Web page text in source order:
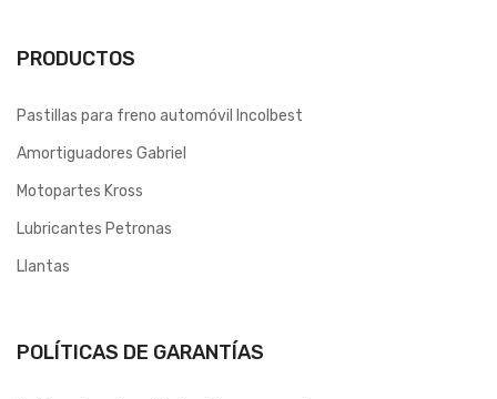
PRODUCTOS
Pastillas para freno automóvil Incolbest
Amortiguadores Gabriel
Motopartes Kross
Lubricantes Petronas
Llantas
POLÍTICAS DE GARANTÍAS